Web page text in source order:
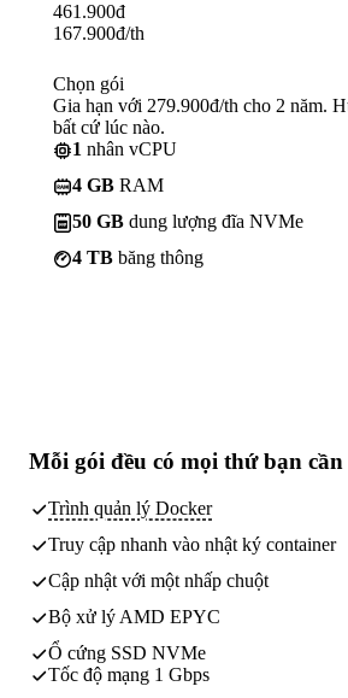
461.900đ
167.900đ/th
Chọn gói
Gia hạn với 279.900đ/th cho 2 năm.
bất cứ lúc nào.
1 nhân vCPU
4 GB RAM
50 GB dung lượng đĩa NVMe
4 TB băng thông
Mỗi gói đều có mọi thứ bạn cần
Trình quản lý Docker
Truy cập nhanh vào nhật ký container
Cập nhật với một nhấp chuột
Bộ xử lý AMD EPYC
Ổ cứng SSD NVMe
Tốc độ mạng 1 Gbps